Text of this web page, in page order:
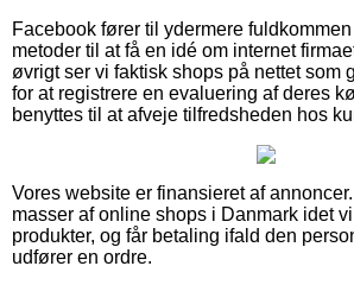
Facebook fører til ydermere
metoder til at få en idé om internet
øvrigt ser vi faktisk shops på nettet som
for at registrere en evaluering af deres
benyttes til at afveje tilfredsheden hos
Vores website er finansieret af
masser af online shops i Danmark idet
produkter, og får betaling ifald den
udfører en ordre.